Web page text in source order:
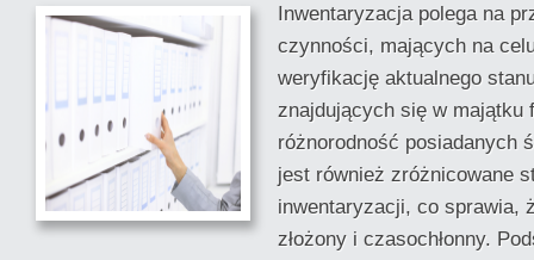
Inwentaryzacja polega na
czynności, mających na
weryfikację aktualnego
znajdujących się w majątku
różnorodność posiadanych
jest również zróżnicowane
inwentaryzacji, co sprawia,
złożony i czasochłonny.